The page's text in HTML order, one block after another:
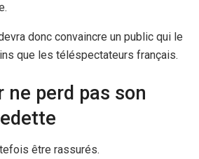
donc convaincre un public qui le
que les téléspectateurs français.
ne perd pas son
être rassurés.